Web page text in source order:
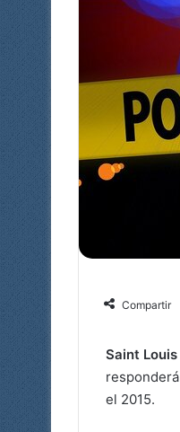
Compartir
Saint Louis
el 2015.